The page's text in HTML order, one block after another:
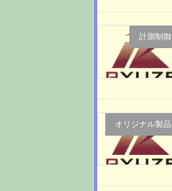
計測制御
オリジナル製品